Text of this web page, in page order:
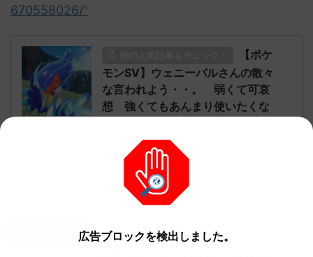
670558026/"
【ポケ
モンSV】ウェニーバルさんの散々
な言われよう・・。 弱くて可哀
想 強くてもあんまり使いたくな
に！？ キモ枠あと一体ウェーニ
バルにするわ
続きを見る
名無しさん248広告ブロックを検出しました。